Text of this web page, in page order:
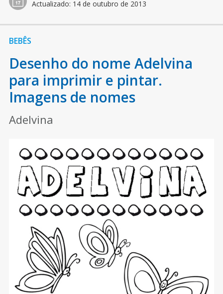
Actualizado: 14 de outubro de 2013
BEBÊS
Desenho do nome Adelvina
para imprimir e pintar.
Imagens de nomes
Adelvina